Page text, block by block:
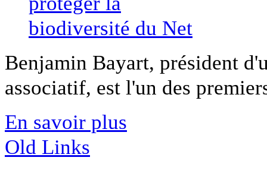
Benjamin Bayart, président
associatif, est l'un des
En savoir plus
Old Links